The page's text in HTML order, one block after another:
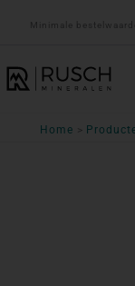
inhoud
Minimale
Home